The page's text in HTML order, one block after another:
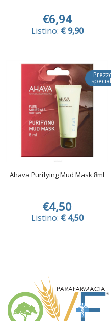
€6,94
Listino: € 9,90
speciale
Ahava Purifying Mud Mask 8ml
€4,50
Listino: € 4,50